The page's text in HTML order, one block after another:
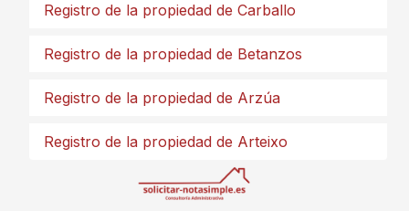
Registro de la propiedad de Carballo
Registro de la propiedad de Betanzos
Registro de la propiedad de Arzúa
Registro de la propiedad de Arteixo